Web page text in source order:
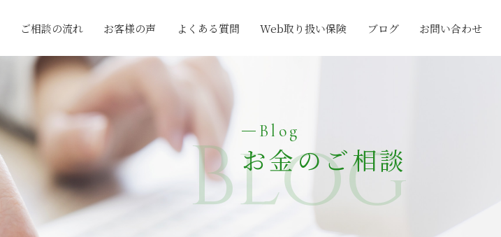
ご相談の流れ お客様の声 よくある質問 Web取り扱い保険 ブログ お問い合わせ
Blog
お金のご相談
Blog